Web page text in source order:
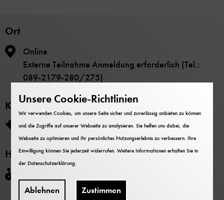
Ort
Online
Externe Teilnahme Anmeldung erforderlich (Tel.:
089-2179-280/275)
Kosten
Die Teilnahme ist kostenlos.
Hinweise
Unsere Cookie-Richtlinien
Wir verwenden Cookies, um unsere Seite sicher und zuverlässig anbieten zu können
und die Zugriffe auf unserer Webseite zu analysieren. Sie helfen uns dabei, die
Webseite zu optimieren und Ihr persönliches Nutzungserlebnis zu verbessern. Ihre
Einwilligung können Sie jederzeit widerrufen. Weitere Informationen erhalten Sie in
derDatenschutzerklärung
Ablehnen Zustimmen